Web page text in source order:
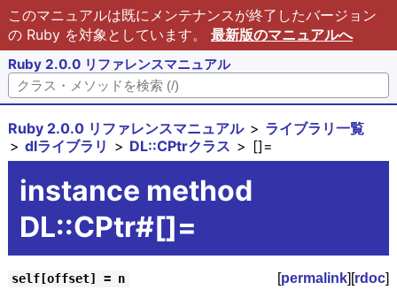
このマニュアルは既にメンテナンスが終了したバージョン
の Ruby を対象としています。 最新版のマニュアルへ
Ruby 2.0.0 リファレンスマニュアル
Ruby 2.0.0 リファレンスマニュアル
ライブラリ一覧
dlライブラリ
DL::CPtrクラス []=
instance method
DL::CPtr#[]=
self[offset] = n [permalink][rdoc]